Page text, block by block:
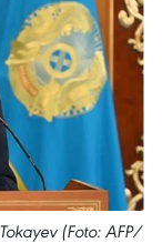
(Foto: AFP/